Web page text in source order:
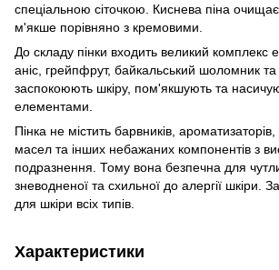
спеціальною сіточкою. Киснева піна
м'якше порівняно з кремовими.
До складу пінки входить великий комплекс
аніс, грейпфрут, байкальський шоломник та
заспокоюють шкіру, пом'якшують та
елементами.
Пінка не містить барвників,
масел та інших небажаних компонентів з
подразнення. Тому вона безпечна для
зневодненої та схильної до алергії шкіри.
для шкіри всіх типів.
Характеристики